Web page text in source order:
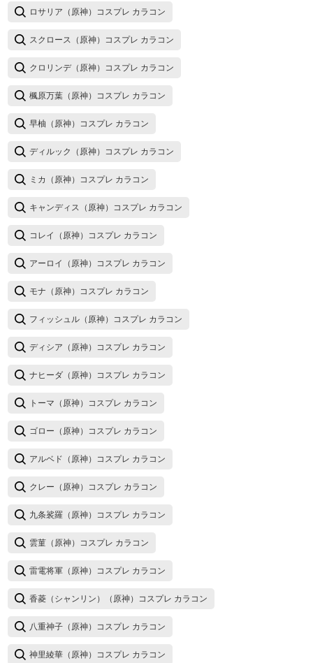
ロサリア（原神）コスプレ カラコン
スクロース（原神）コスプレ カラコン
クロリンデ（原神）コスプレ カラコン
楓原万葉（原神）コスプレ カラコン
早柚（原神）コスプレ カラコン
ディルック（原神）コスプレ カラコン
ミカ（原神）コスプレ カラコン
キャンディス（原神）コスプレ カラコン
コレイ（原神）コスプレ カラコン
アーロイ（原神）コスプレ カラコン
モナ（原神）コスプレ カラコン
フィッシュル（原神）コスプレ カラコン
ディシア（原神）コスプレ カラコン
ナヒーダ（原神）コスプレ カラコン
トーマ（原神）コスプレ カラコン
ゴロー（原神）コスプレ カラコン
アルベド（原神）コスプレ カラコン
クレー（原神）コスプレ カラコン
九条裟羅（原神）コスプレ カラコン
雲菫（原神）コスプレ カラコン
雷電将軍（原神）コスプレ カラコン
香菱（シャンリン）（原神）コスプレ カラコン
八重神子（原神）コスプレ カラコン
神里綾華（原神）コスプレ カラコン